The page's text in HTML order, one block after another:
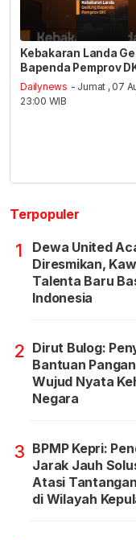
Kebakaran Landa
Bapenda Pemprov
Dailynews - Jumat , 07
23:00 WIB
Terpopuler
1
Dewa United
Diresmikan,
Talenta Baru
Indonesia
2 Dirut Bulog:
Bantuan
Wujud Nyata
Negara
3 BPMP Kepri:
Jarak Jauh
Atasi
di Wilayah